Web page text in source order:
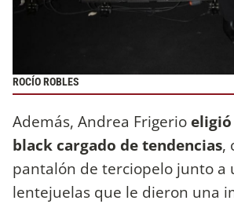
ROCÍO ROBLES
Además, Andrea Frigerio
black cargado de tendencias,
pantalón de terciopelo junto a
lentejuelas que le dieron una